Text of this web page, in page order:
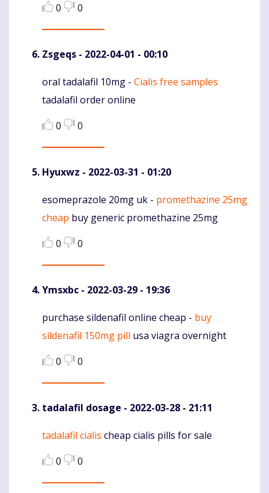
0
0
Zsgeqs - 2022-04-01 - 00:10
Komentaras
oral tadalafil 10mg - Cialis free samples
tadalafil order online
0
0
Hyuxwz - 2022-03-31 - 01:20
Komentaras
esomeprazole 20mg uk - promethazine 25mg
cheap buy generic promethazine 25mg
0
0
Ymsxbc - 2022-03-29 - 19:36
Komentaras
purchase sildenafil online cheap - buy
sildenafil 150mg pill usa viagra overnight
0
0
tadalafil dosage - 2022-03-28 - 21:11
Komentaras
tadalafil cialis cheap cialis pills for sale
0
0